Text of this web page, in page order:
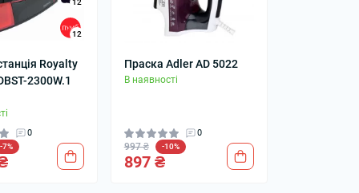
Мікрофони
12
Royalty
2300W.1
0
-7%
Праска Adler AD 5022
В наявності
0
997 ₴ -10%
897 ₴